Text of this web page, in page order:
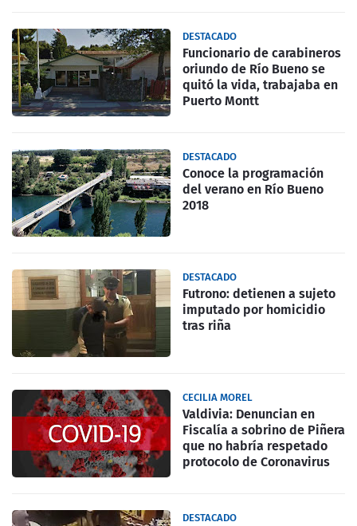
DESTACADO
Funcionario de carabineros
oriundo de Río Bueno se
quitó la vida, trabajaba en
Puerto Montt
DESTACADO
Conoce la programación
del verano en Río Bueno
2018
DESTACADO
Futrono: detienen a sujeto
imputado por homicidio
tras riña
CECILIA MOREL
Valdivia: Denuncian en
Fiscalía a sobrino de Piñera
que no habría respetado
protocolo de Coronavirus
DESTACADO